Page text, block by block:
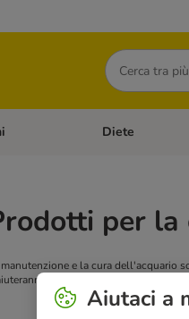
Cerca
Categoria: GattiApri Menù
Diete
per
manutenzione e la cura dell'acquario
a mantenere l'acqua sempre
Aiutaci a